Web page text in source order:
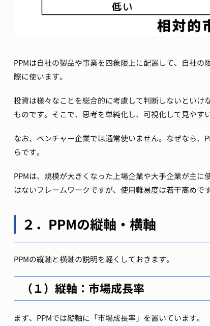
PPMは自社の製品や事業を四象限上に配置して、自社
際に使います。
投資は様々なことを総合的に考慮して判断しないとい
ものです。 そこで、思考を単純化し、可視化して見やす
なお、ベンチャー企業では通常使いません。 なぜなら、
らです。
PPMは、規模が大きくなった上場企業や大手企業が主に
はないフレームワークですが、使用難易度は若干高めです
２．PPMの縦軸・横軸
PPMの縦軸と横軸の説明を軽くしておきます。
（１）縦軸：市場成長率
まず、PPMでは縦軸に「市場成長率」を置いています。